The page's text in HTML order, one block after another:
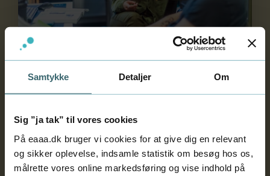
Samtykke Detaljer Om
Sig ”ja tak” til vores cookies
På eaaa.dk bruger vi cookies for at give dig en relevant
og sikker oplevelse, indsamle statistik om besøg hos os,
målrette vores online markedsføring og vise indhold på
Erhvervsakademiuddannelse
Bliv klar til job inden for user interface design
(UI), user experience design (UX) eller
programmering. Vælg specialet ’game
developer’ og arbejd med spil fra dag 1. Eller